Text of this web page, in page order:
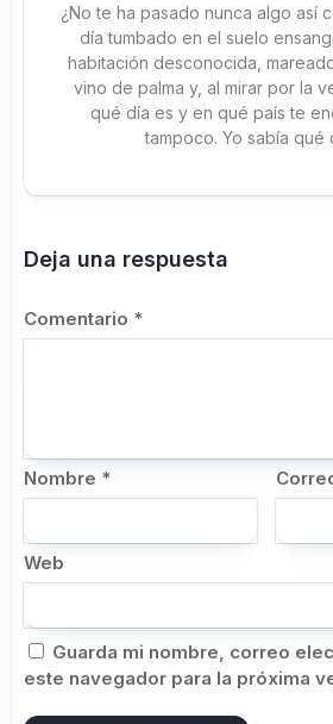
¿No te ha pasado nunca algo así
día tumbado en el suelo
habitación desconocida,
vino de palma y, al mirar por la
qué día es y en qué país te
tampoco. Yo sabía qué
Deja una respuesta
Comentario *
Nombre *
Web
Guarda mi nombre, correo
este navegador para la próxima